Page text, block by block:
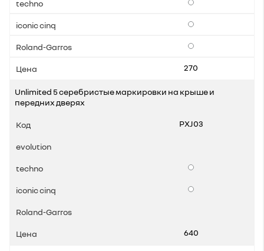
Опции
Опции
Опции
270
Unlimited 5 серебристые маркировки на крыше и
передних дверях
PXJ03
Опции
Опции
640